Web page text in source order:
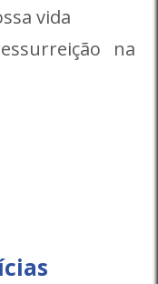
vida
na